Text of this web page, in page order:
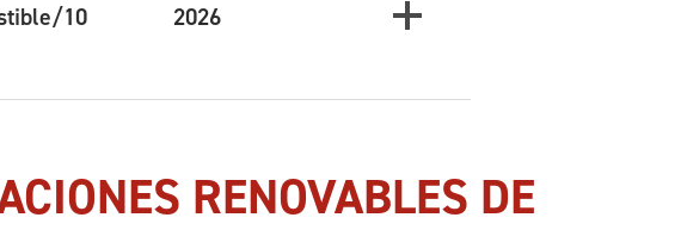
10
2026
RENOVABLES DE